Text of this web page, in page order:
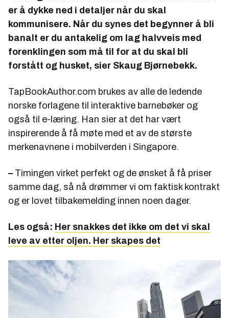
er å dykke ned i detaljer når du skal
kommunisere. Når du synes det begynner å bli
banalt er du antakelig om lag halvveis med
forenklingen som må til for at du skal bli
forstått og husket, sier Skaug Bjørnebekk.
TapBookAuthor.com brukes av alle de ledende
norske forlagene til interaktive barnebøker og
også til e-læring. Han sier at det har vært
inspirerende å få møte med et av de største
merkenavnene i mobilverden i Singapore.
– Timingen virket perfekt og de ønsket å få priser
samme dag, så nå drømmer vi om faktisk kontrakt
og er lovet tilbakemelding innen noen dager.
Les også: Her snakkes det ikke om det vi skal
leve av etter oljen. Her skapes det